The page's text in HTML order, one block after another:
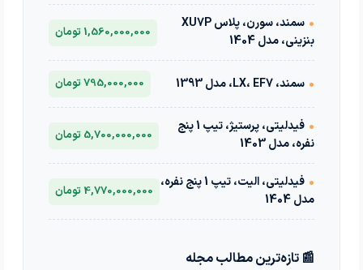
•
سمند، سورن، پلاس XU7P
بنزینی، مدل 1404
1,560,000,000 تومان
• سمند، LX، EF7، مدل 1393 795,000,000 تومان
•
فیدلیتی، پرستیژ، تیپ 1 پنج
نفره، مدل 1403
5,700,000,000 تومان
•
فیدلیتی، الیت، تیپ 1 پنج نفره،
مدل 1404
4,770,000,000 تومان
📰 تازه‌ترین مطالب مجله